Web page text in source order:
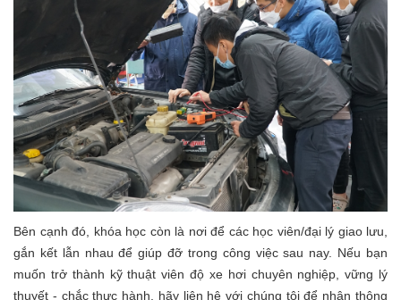
Bên cạnh đó, khóa học còn là nơi để các học viên/đại lý giao lưu,
gắn kết lẫn nhau để giúp đỡ trong công việc sau nay. Nếu bạn
muốn trở thành kỹ thuật viên độ xe hơi chuyên nghiệp, vững lý
thuyết - chắc thực hành, hãy liên hệ với chúng tôi để nhận thông